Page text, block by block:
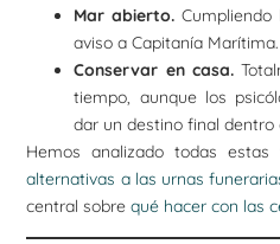
Mar abierto.
aviso a Capitanía Marítima.
Conservar en casa.
tiempo, aunque los
dar un destino final dentro
Hemos analizado todas
alternativas a las urnas
central sobrequé hacer con las